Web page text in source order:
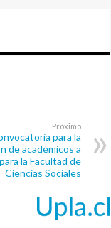
Próximo
para la
de académicos a
la Facultad de
Ciencias Sociales